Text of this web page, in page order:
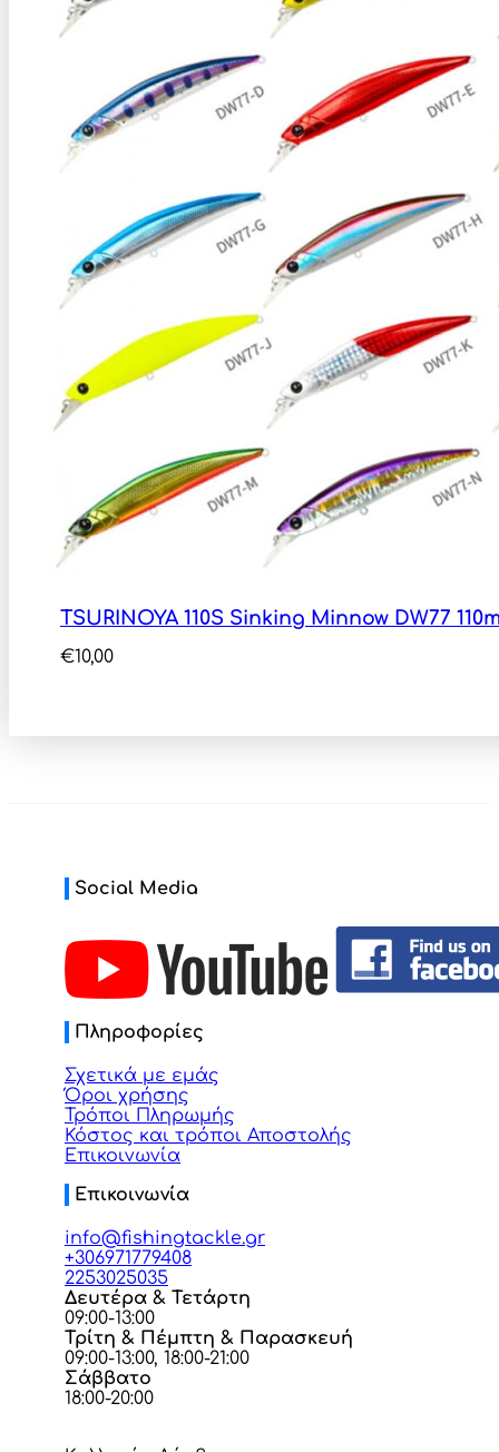
TSURINOYA 110S Sinking Minnow DW77
€10,00
Social Media
Πληροφορίες
Σχετικά με εμάς
Όροι χρήσης
Τρόποι Πληρωμής
Κόστος και τρόποι Αποστολής
Επικοινωνία
Επικοινωνία
info@fishingtackle.gr
+306971779408
2253025035
Δευτέρα & Τετάρτη
09:00-13:00
Τρίτη & Πέμπτη & Παρασκευή
09:00-13:00, 18:00-21:00
Σάββατο
18:00-20:00